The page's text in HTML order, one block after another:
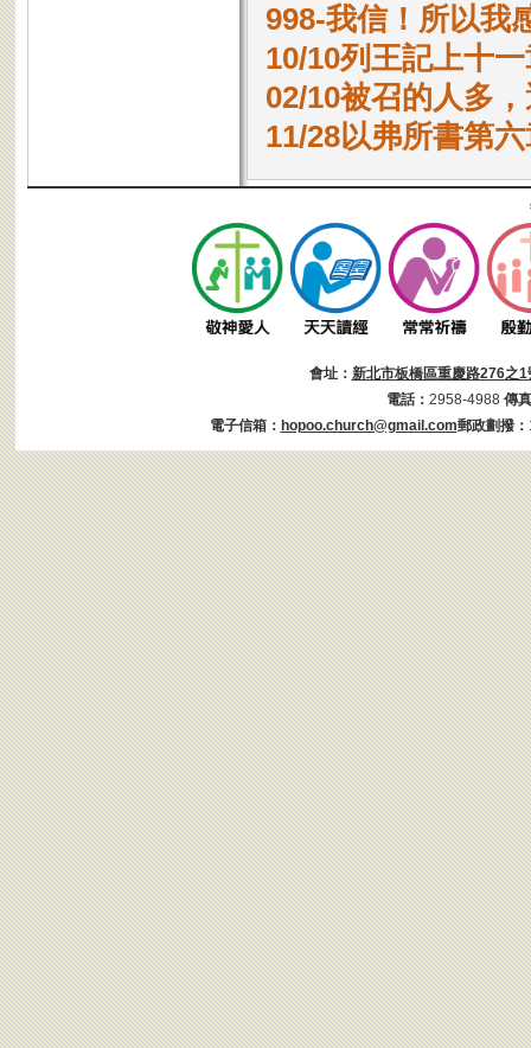
998-我信！所以我
10/10列王記上十
02/10被召的人多
11/28以弗所書第
會址： 新北市板橋區重慶路276之1
電話： 2958-4988 傳
電子信箱： hopoo.church@gmail.com郵政劃撥：